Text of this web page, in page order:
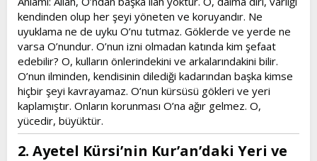
kendinden olup her şeyi yöneten ve koruyandır. Ne
uyuklama ne de uyku O’nu tutmaz. Göklerde ve yerde ne
varsa O’nundur. O’nun izni olmadan katında kim şefaat
edebilir? O, kulların önlerindekini ve arkalarındakini bilir.
O’nun ilminden, kendisinin dilediği kadarından başka kimse
hiçbir şeyi kavrayamaz. O’nun kürsüsü gökleri ve yeri
kaplamıştır. Onların korunması O’na ağır gelmez. O,
yücedir, büyüktür.
2. Ayetel Kürsi’nin Kur’an’daki Yeri ve